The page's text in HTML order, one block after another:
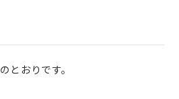
とおりです。